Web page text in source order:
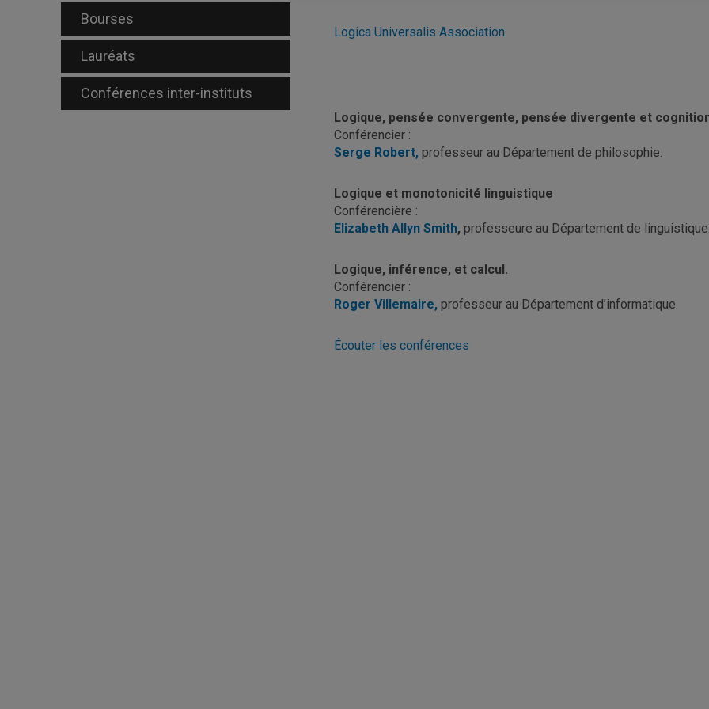
Bourses
Lauréats
Conférences inter-instituts
Logica Universalis Association.
Logique, pensée convergente, pensée divergente et
Conférencier :
Serge Robert, professeur au Département de philosophie.
Logique et monotonicité linguistique
Conférencière :
Elizabeth Allyn Smith, professeure au Département de
Logique, inférence, et calcul.
Conférencier :
Roger Villemaire, professeur au Département d’informatique.
Écouter les conférences